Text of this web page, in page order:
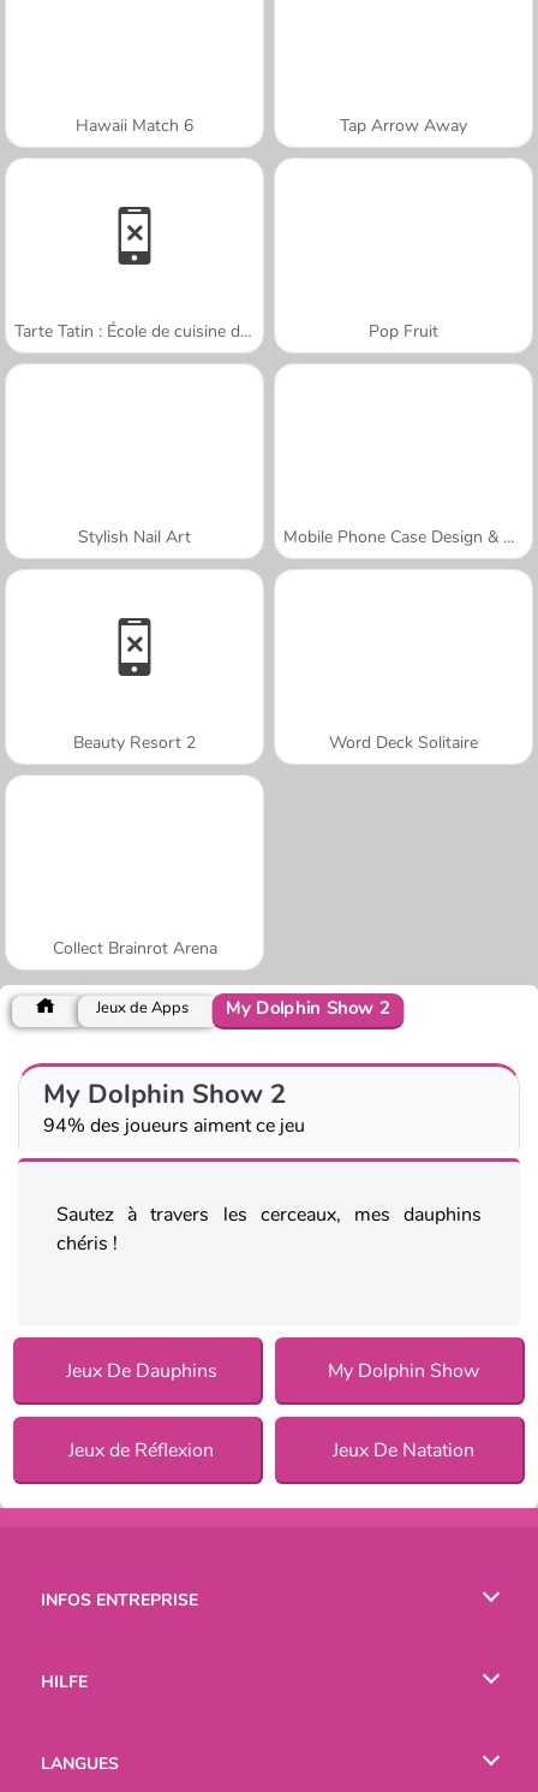
Hawaii Match 6 Tap Arrow Away
Tarte Tatin : École de cuisine de Sara Pop Fruit
Stylish Nail Art Mobile Phone Case Design & DIY
Beauty Resort 2 Word Deck Solitaire
Collect Brainrot Arena
Jeux de Apps My Dolphin Show 2
My Dolphin Show 2
94% des joueurs aiment ce jeu
Sautez à travers les cerceaux, mes dauphins
chéris !
Jeux De Dauphins My Dolphin Show
Jeux de Réflexion Jeux De Natation
INFOS ENTREPRISE
HILFE
LANGUES